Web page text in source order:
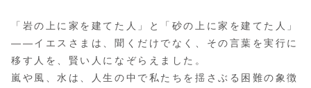
「岩の上に家を建てた人」と「砂の上に家を建てた人」
――イエスさまは、聞くだけでなく、その言葉を実行に
移す人を、賢い人になぞらえました。
嵐や風、水は、人生の中で私たちを揺さぶる困難の象徴